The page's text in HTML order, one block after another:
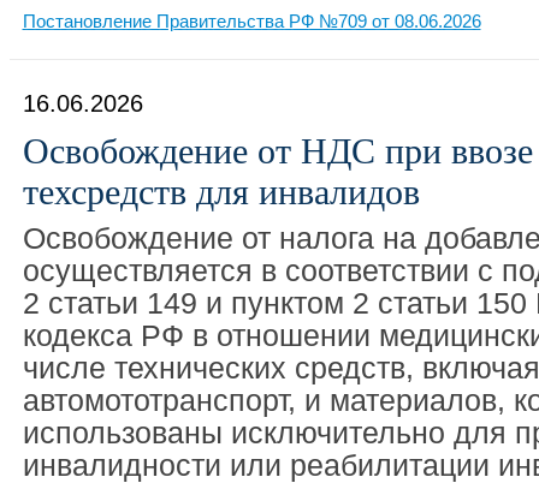
Постановление Правительства РФ №709 от 08.06.2026
16.06.2026
Освобождение от НДС при ввозе
техсредств для инвалидов
Освобождение от налога на
осуществляется в соответствии с
2 статьи 149 и пунктом 2 статьи 150
кодекса РФ в отношении
числе технических средств, включая
автомототранспорт, и материалов,
использованы исключительно для
инвалидности или реабилитации